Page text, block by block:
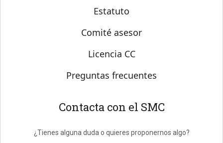
Estatuto
Comité asesor
Licencia CC
Preguntas frecuentes
Contacta con el SMC
¿Tienes alguna duda o quieres proponernos algo?